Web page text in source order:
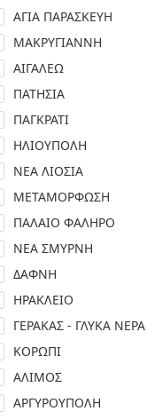
ΑΓΙΑ ΠΑΡΑΣΚΕΥΗ
ΜΑΚΡΥΓΙΑΝΝΗ
ΑΙΓΑΛΕΩ
ΠΑΤΗΣΙΑ
ΠΑΓΚΡΑΤΙ
ΗΛΙΟΥΠΟΛΗ
ΝΕΑ ΛΙΟΣΙΑ
ΜΕΤΑΜΟΡΦΩΣΗ
ΠΑΛΑΙΟ ΦΑΛΗΡΟ
ΝΕΑ ΣΜΥΡΝΗ
ΔΑΦΝΗ
ΗΡΑΚΛΕΙΟ
ΓΕΡΑΚΑΣ - ΓΛΥΚΑ ΝΕΡΑ
ΚΟΡΩΠΙ
ΑΛΙΜΟΣ
ΑΡΓΥΡΟΥΠΟΛΗ